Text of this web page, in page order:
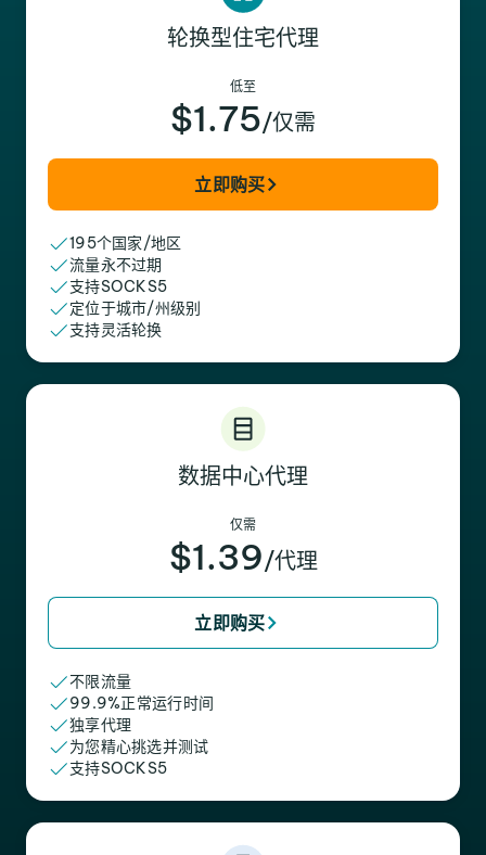
轮换型住宅代理
低至
$1.75/仅需
立即购买
195个国家/地区
流量永不过期
支持SOCKS5
定位于城市/州级别
支持灵活轮换
数据中心代理
仅需
$1.39/代理
立即购买
不限流量
99.9%正常运行时间
独享代理
为您精心挑选并测试
支持SOCKS5